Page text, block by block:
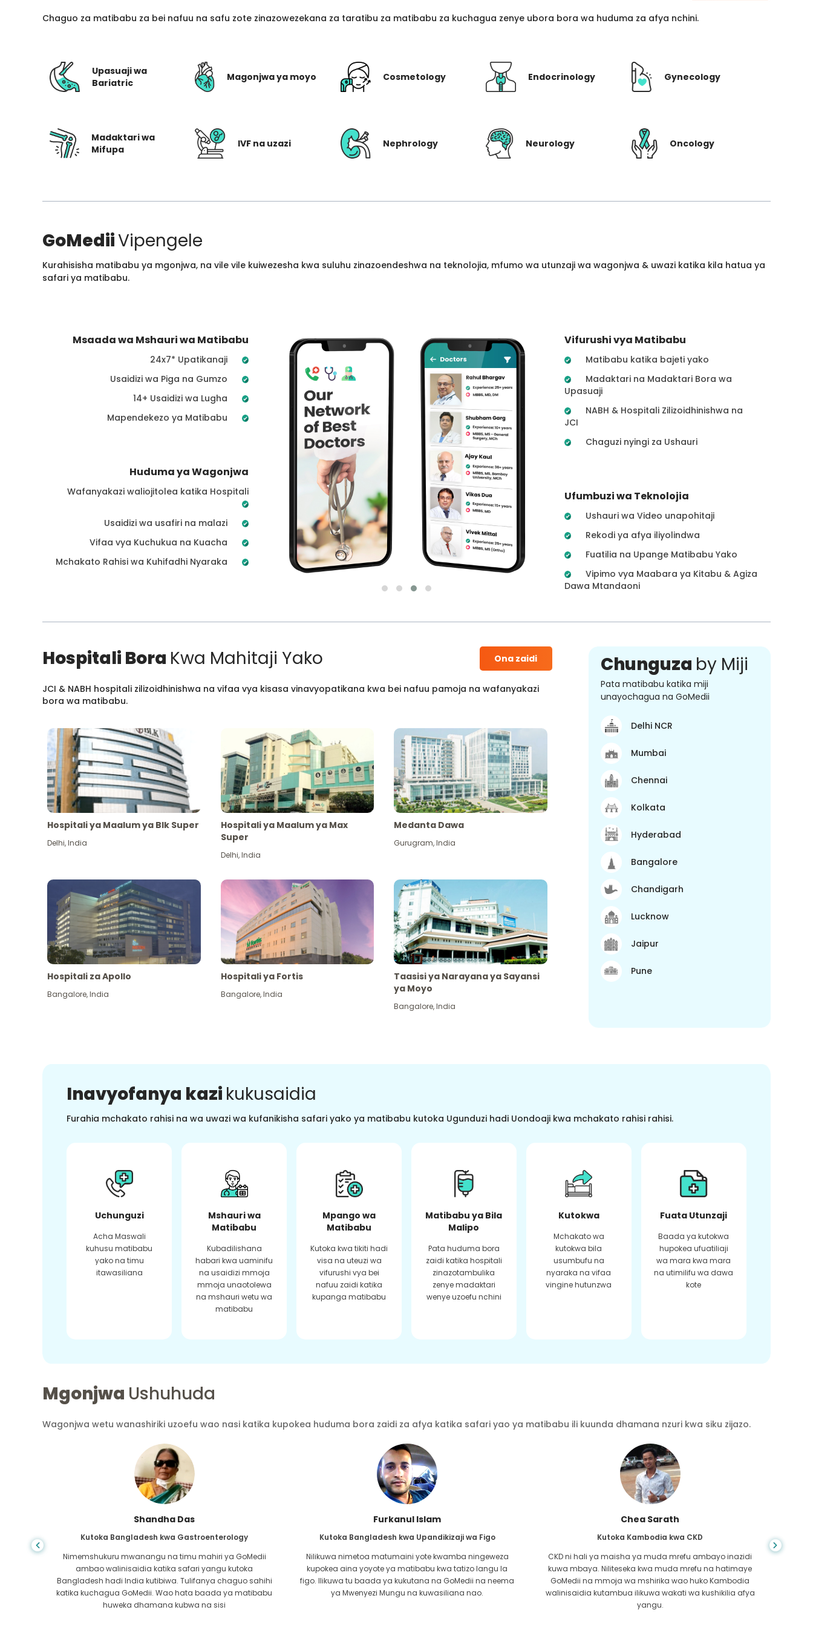
Chaguo za matibabu za bei nafuu na safu zote zinazowezekana za taratibu za matibabu za kuchagua zenye ubora bora wa huduma za afya nchini.
Upasuaji wa
Bariatric
Magonjwa ya moyo Cosmetology Endocrinology Gynecology
Madaktari wa
Mifupa
IVF na uzazi Nephrology Neurology Oncology
GoMediiVipengele
Kurahisisha matibabu ya mgonjwa, na vile vile kuiwezesha kwa suluhu zinazoendeshwa na teknolojia, mfumo wa utunzaji wa wagonjwa & uwazi katika kila hatua ya
safari ya matibabu.
Msaada wa Mshauri wa Matibabu
24x7* Upatikanaji
Usaidizi wa Piga na Gumzo
14+ Usaidizi wa Lugha
Mapendekezo ya Matibabu
Huduma ya Wagonjwa
Wafanyakazi waliojitolea katika Hospitali
Usaidizi wa usafiri na malazi
Vifaa vya Kuchukua na Kuacha
Mchakato Rahisi wa Kuhifadhi Nyaraka
Vifurushi vya Matibabu
Matibabu katika bajeti yako
Madaktari na Madaktari Bora wa
Upasuaji
NABH & Hospitali Zilizoidhinishwa na
JCI
Chaguzi nyingi za Ushauri
Ufumbuzi wa Teknolojia
Ushauri wa Video unapohitaji
Rekodi ya afya iliyolindwa
Fuatilia na Upange Matibabu Yako
Vipimo vya Maabara ya Kitabu & Agiza
Dawa Mtandaoni
Hospitali Bora Kwa Mahitaji Yako Ona zaidi
JCI & NABH hospitali zilizoidhinishwa na vifaa vya kisasa vinavyopatikana kwa bei nafuu pamoja na wafanyakazi
bora wa matibabu.
Hospitali ya Maalum ya Blk Super
Delhi,India
Hospitali ya Maalum ya Max
Super
Delhi,India
Medanta Dawa
Gurugram,India
Hospitali za Apollo
Bangalore,India
Hospitali ya Fortis
Bangalore,India
Taasisi ya Narayana ya Sayansi
ya Moyo
Bangalore,India
Chunguza by Miji
Pata matibabu katika miji
unayochagua na GoMedii
Delhi NCR
Mumbai
Chennai
Kolkata
Hyderabad
Bangalore
Chandigarh
Lucknow
Jaipur
Pune
Inavyofanya kazi kukusaidia
Furahia mchakato rahisi na wa uwazi wa kufanikisha safari yako ya matibabu kutoka Ugunduzi hadi Uondoaji kwa mchakato rahisi rahisi.
Uchunguzi
Acha Maswali
kuhusu matibabu
yako na timu
itawasiliana
Mshauri wa
Matibabu
Kubadilishana
habari kwa uaminifu
na usaidizi mmoja
mmoja unaotolewa
na mshauri wetu wa
matibabu
Mpango wa
Matibabu
Kutoka kwa tikiti hadi
visa na uteuzi wa
vifurushi vya bei
nafuu zaidi katika
kupanga matibabu
Matibabu ya Bila
Malipo
Pata huduma bora
zaidi katika hospitali
zinazotambulika
zenye madaktari
wenye uzoefu nchini
Kutokwa
Mchakato wa
kutokwa bila
usumbufu na
nyaraka na vifaa
vingine hutunzwa
Fuata Utunzaji
Baada ya kutokwa
hupokea ufuatiliaji
wa mara kwa mara
na utimilifu wa dawa
kote
Mgonjwa Ushuhuda
Wagonjwa wetu wanashiriki uzoefu wao nasi katika kupokea huduma bora zaidi za afya katika safari yao ya matibabu ili kuunda dhamana nzuri kwa siku zijazo.
Shandha Das
Kutoka Bangladesh kwa Gastroenterology
Nimemshukuru mwanangu na timu mahiri ya GoMedii
ambao walinisaidia katika safari yangu kutoka
Bangladesh hadi India kutibiwa. Tulifanya chaguo sahihi
katika kuchagua GoMedii. Wao hata baada ya matibabu
huweka dhamana kubwa na sisi
Furkanul Islam
Kutoka Bangladesh kwa Upandikizaji wa Figo
Nilikuwa nimetoa matumaini yote kwamba ningeweza
kupokea aina yoyote ya matibabu kwa tatizo langu la
figo. Ilikuwa tu baada ya kukutana na GoMedii na neema
ya Mwenyezi Mungu na kuwasiliana nao.
Chea Sarath
Kutoka Kambodia kwa CKD
CKD ni hali ya maisha ya muda mrefu ambayo inazidi
kuwa mbaya. Niliteseka kwa muda mrefu na hatimaye
GoMedii na mmoja wa mshirika wao huko Kambodia
walinisaidia kutambua ilikuwa wakati wa kushikilia afya
yangu.